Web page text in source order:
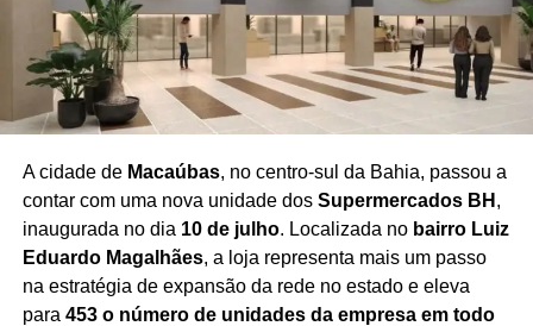
cultura, incentivando o surgimento de novos escritores,
ampliando o acesso aos livros e fortalecendo o mercado
editorial brasileiro.A expectativa é de que milhares de
pessoas participem da celebração ao longo dos cinco
dias de evento, consolidando a Flipelô como um dos
Redação Saiba+
A cidade de Macaúbas, no centro-sul da Bahia, passou a
contar com uma nova unidade dos Supermercados BH ,
inaugurada no dia 10 de julho. Localizada no bairro Luiz
Eduardo Magalhães, a loja representa mais um passo
na estratégia de expansão da rede no estado e eleva
para 453 o número de unidades da empresa em todo